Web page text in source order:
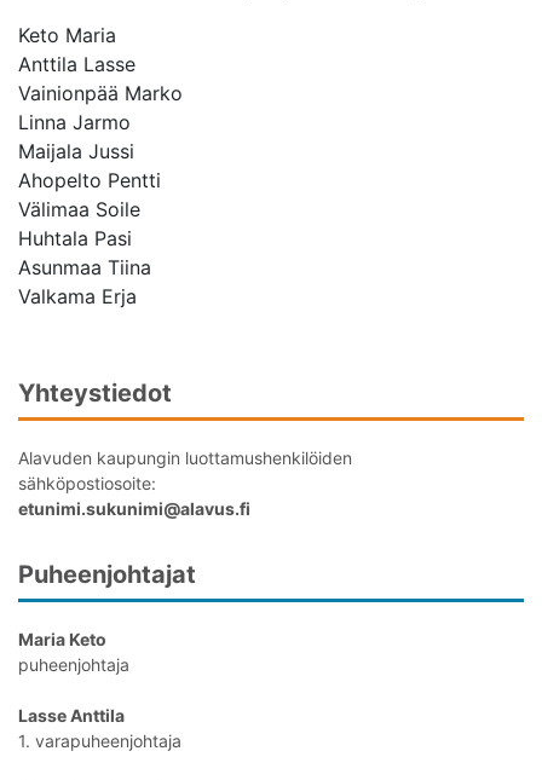
Keto Maria
Anttila Lasse
Vainionpää Marko
Linna Jarmo
Maijala Jussi
Ahopelto Pentti
Välimaa Soile
Huhtala Pasi
Asunmaa Tiina
Valkama Erja
Yhteystiedot
Alavuden kaupungin luottamushenkilöiden
sähköpostiosoite:
etunimi.sukunimi@alavus.fi
Puheenjohtajat
Maria Keto
puheenjohtaja
Lasse Anttila
1. varapuheenjohtaja